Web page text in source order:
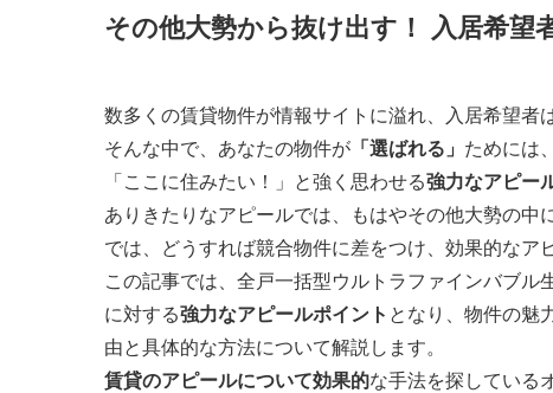
その他大勢から抜け出す！ 入居希望
数多くの賃貸物件が情報サイトに溢れ、入居希望者
そんな中で、あなたの物件が 「選ばれる」 ためには
「ここに住みたい！」と強く思わせる強力なアピー
ありきたりなアピールでは、もはやその他大勢の中
では、どうすれば競合物件に差をつけ、効果的なア
この記事では、全戸一括型ウルトラファインバブ
に対する強力なアピールポイント となり、物件の魅
由と具体的な方法について解説します。
賃貸のアピールについて効果的な手法を探している